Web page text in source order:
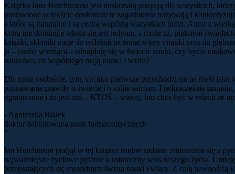
Książka Iana Hutchinsona jest doskonałą pozycją dla wszystkich,
postawione w tekście doskonale te zagadnienia nazywają i
a które są naturalne i są cechą wspólną wszystkich ludzi. Autor z
która nie dominuje tekstu ale jest jedynie, a może aż, pięknym
książki, skłoniło mnie do refleksji na temat wiary i nauki oraz do
ja – osoba wierząca – odnajduję się w świecie nauki, czy bycie
naukowo, co wspólnego mają nauka i wiara?
Dla mnie osobiście, tym, co jako pierwsze przychodzi mi na myśl
poznawanie prawdy o świecie i o sobie samym. I jednocześnie
ograniczone i że jest coś – KTOŚ – więcej, kto chce być w relacji ze
- Agnieszka Białek
doktor habilitowana nauk farmaceutycznych
"
Ian Hutchinson podjął w tej książce trudne zadanie zmierzenia się z
najważniejsze życiowe pytanie o ostateczny sens naszego życia.
przeplatających się meandrach świata nauki i wiary. Z całą